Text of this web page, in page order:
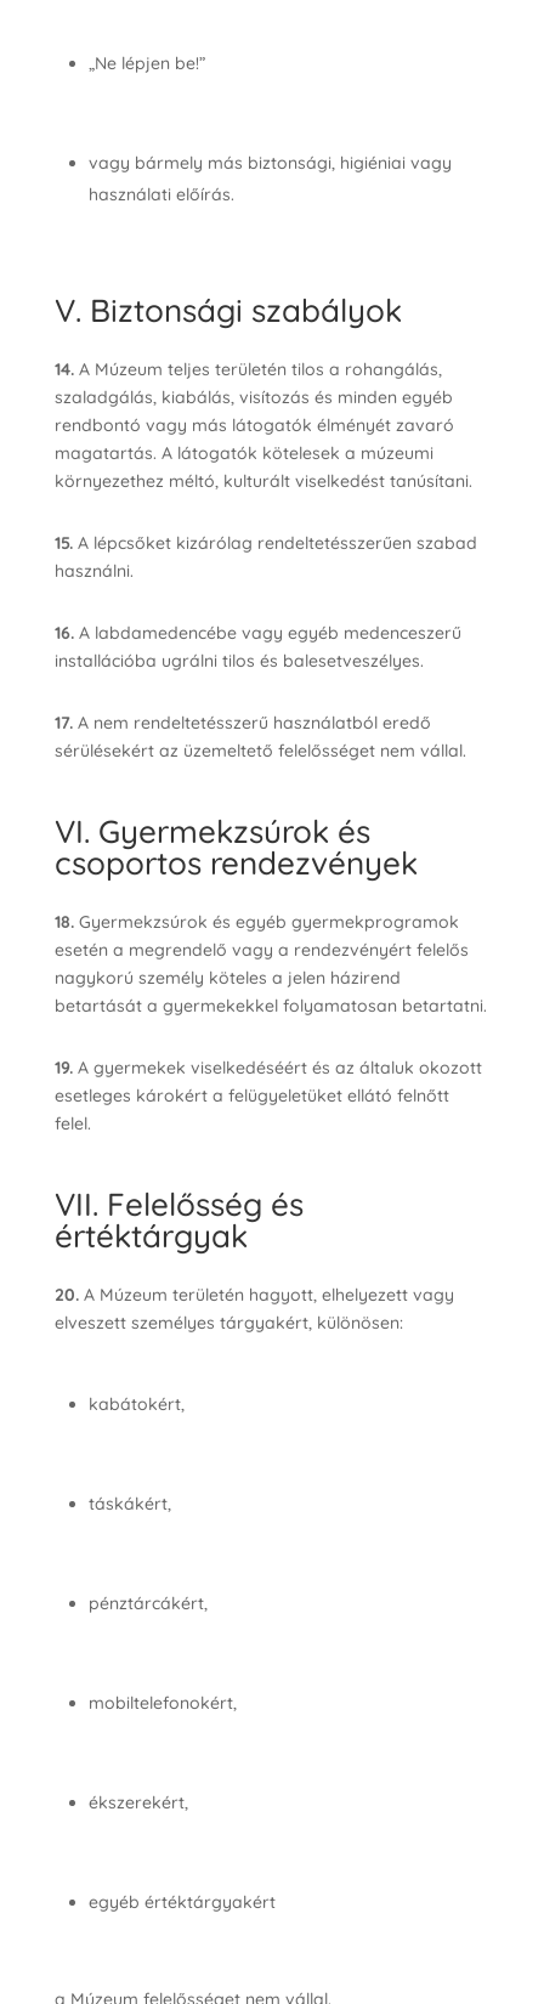
„Ne lépjen be!”
vagy bármely más biztonsági, higiéniai vagy
használati előírás.
V. Biztonsági szabályok
14.A Múzeum teljes területén tilos a rohangálás,
szaladgálás, kiabálás, visítozás és minden egyéb
rendbontó vagy más látogatók élményét zavaró
magatartás. A látogatók kötelesek a múzeumi
környezethez méltó, kulturált viselkedést tanúsítani.
15.A lépcsőket kizárólag rendeltetésszerűen szabad
használni.
16.A labdamedencébe vagy egyéb medenceszerű
installációba ugrálni tilos és balesetveszélyes.
17.A nem rendeltetésszerű használatból eredő
sérülésekért az üzemeltető felelősséget nem vállal.
VI. Gyermekzsúrok és
csoportos rendezvények
18.Gyermekzsúrok és egyéb gyermekprogramok
esetén a megrendelő vagy a rendezvényért felelős
nagykorú személy köteles a jelen házirend
betartását a gyermekekkel folyamatosan betartatni.
19.A gyermekek viselkedéséért és az általuk okozott
esetleges károkért a felügyeletüket ellátó felnőtt
felel.
VII. Felelősség és
értéktárgyak
20.A Múzeum területén hagyott, elhelyezett vagy
elveszett személyes tárgyakért, különösen:
kabátokért,
táskákért,
pénztárcákért,
mobiltelefonokért,
ékszerekért,
egyéb értéktárgyakért
a Múzeum felelősséget nem vállal.